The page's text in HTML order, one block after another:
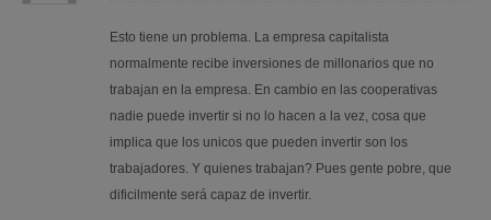
Esto tiene un problema. La empresa capitalista
normalmente recibe inversiones de millonarios que no
trabajan en la empresa. En cambio en las cooperativas
nadie puede invertir si no lo hacen a la vez, cosa que
implica que los unicos que pueden invertir son los
trabajadores. Y quienes trabajan? Pues gente pobre, que
dificilmente será capaz de invertir.